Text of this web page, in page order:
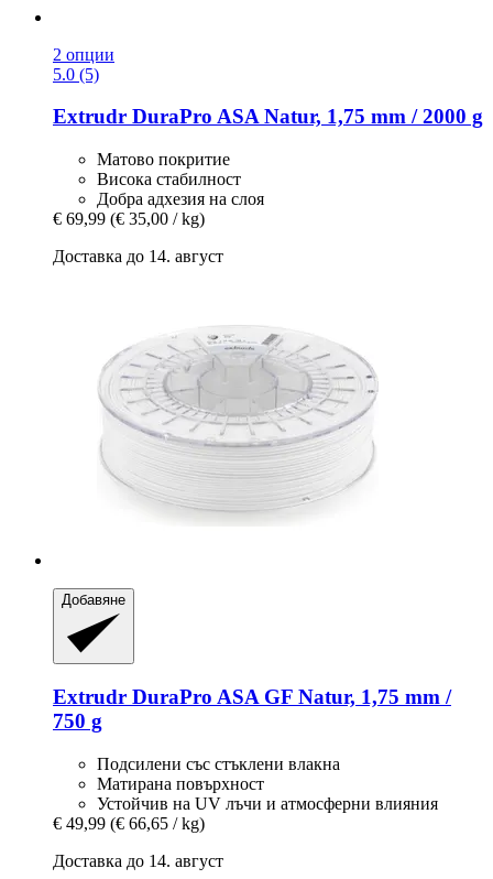
2 опции
5.0 (5)
Extrudr DuraPro ASA Natur, 1,75 mm / 2000 g
Матово покритие
Висока стабилност
Добра адхезия на слоя
€ 69,99 (€ 35,00 / kg)
Доставка до 14. август
Добавяне
Extrudr DuraPro ASA GF Natur, 1,75 mm /
750 g
Подсилени със стъклени влакна
Матирана повърхност
Устойчив на UV лъчи и атмосферни влияния
€ 49,99 (€ 66,65 / kg)
Доставка до 14. август